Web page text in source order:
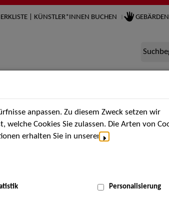
| KÜNSTLER*INNEN BUCHEN
uns Aktuelles Termine
MENÜ
anpassen. Zu diesem Zweck setzen wir
welche Cookies Sie zulassen. Die Arten von
erhalten Sie in unserer
Personalisierung